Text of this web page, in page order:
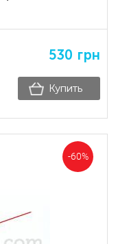
530 грн
Купить
-60%